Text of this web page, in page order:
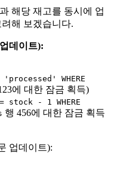
해당 재고를 동시에 업
해 보겠습니다.
데이트):
WHERE
에 대한 잠금 획득)
stock - 1 WHERE
행 456에 대한 잠금 획득
업데이트):